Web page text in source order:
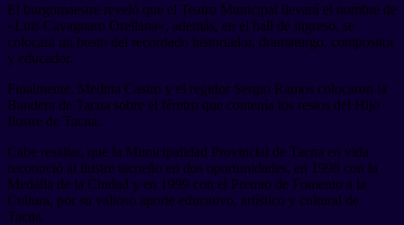
El burgomaestre reveló que el Teatro Municipal llevará el nombre de
«Luis Cavagnaro Orellana», además, en el hall de ingreso, se
colocará un busto del recordado historiador, dramaturgo, compositor
y educador.
Finalmente, Medina Castro y el regidor Sergio Ramos colocaron la
Bandera de Tacna sobre el féretro que contenía los restos del Hijo
Ilustre de Tacna.
Cabe resaltar, que la Municipalidad Provincial de Tacna en vida
reconoció al ilustre tacneño en dos oportunidades, en 1998 con la
Medalla de la Ciudad y en 1999 con el Premio de Fomento a la
Cultura, por su valioso aporte educativo, artístico y cultural de
Tacna.